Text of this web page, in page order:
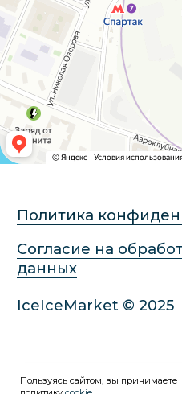
Пользуясь сайтом, вы принимаете
Made on